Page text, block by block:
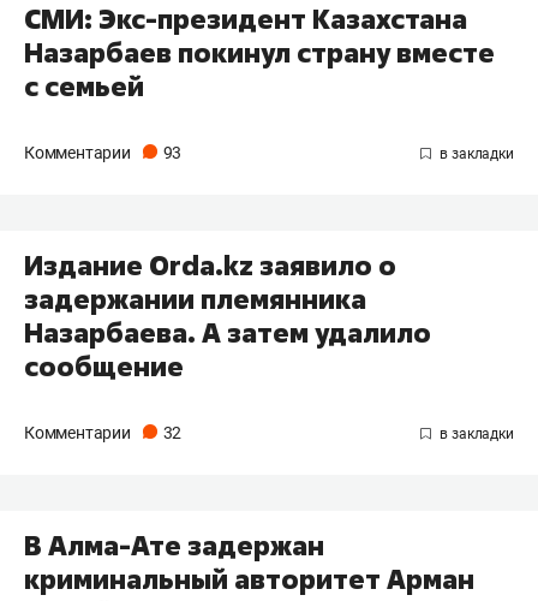
СМИ: Экс-президент Казахстана
Назарбаев покинул страну вместе
с семьей
Комментарии 93
Издание Orda.kz заявило о
задержании племянника
Назарбаева. А затем удалило
сообщение
Комментарии 32
В Алма-Ате задержан
криминальный авторитет Арман